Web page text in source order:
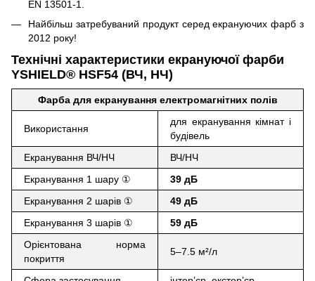
EN 13501-1.
Найбільш затребуваний продукт серед екрануючих фарб з
2012 року!
Технічні характеристики екрануючої фарби
YSHIELD® HSF54 (ВЧ, НЧ)
Фарба для екранування електромагнітних полів
Використання
для екранування кімнат і
будівель
Екранування ВЧ/НЧ
ВЧ/НЧ
Екранування 1 шару ①
39дБ
Екранування 2 шарів ①
49дБ
Екранування 3 шарів ①
59дБ
Орієнтована норма
покриття
5–7.5 м²/л